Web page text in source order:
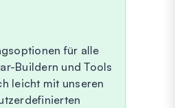
für alle
Buildern und Tools
leicht mit unseren